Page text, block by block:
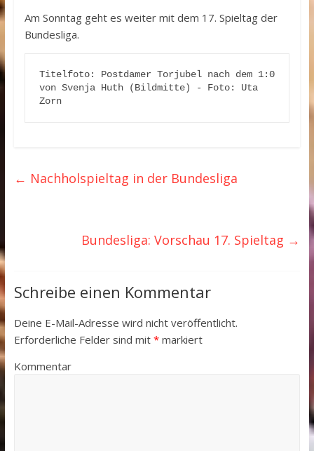
Am Sonntag geht es weiter mit dem 17. Spieltag der
Bundesliga.
Titelfoto: Postdamer Torjubel nach dem 1:0
von Svenja Huth (Bildmitte) - Foto: Uta
Zorn
← Nachholspieltag in der Bundesliga
Bundesliga: Vorschau 17. Spieltag →
Schreibe einen Kommentar
Deine E-Mail-Adresse wird nicht veröffentlicht.
Erforderliche Felder sind mit *markiert
Kommentar